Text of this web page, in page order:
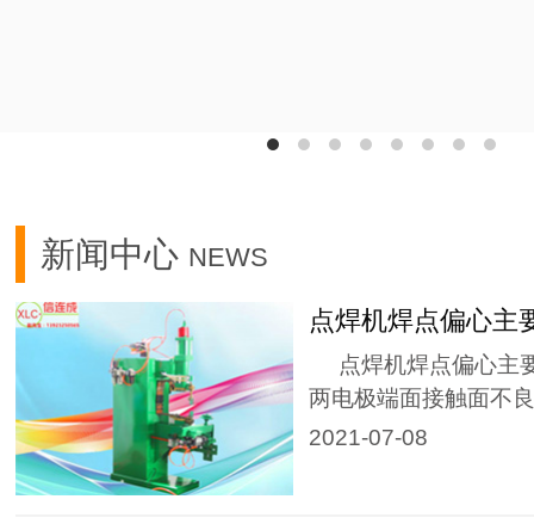
新闻中心 NEWS
点焊机焊点偏心主
点焊机焊点偏心主
两电极端面接触面不
2021-07-08